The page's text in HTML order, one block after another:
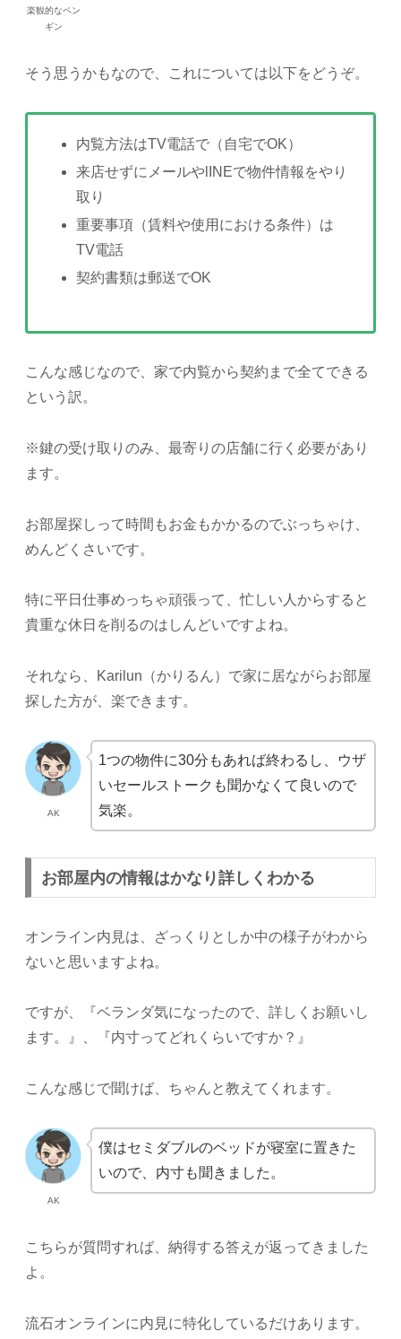
楽観的なペン
ギン
そう思うかもなので、これについては以下をどうぞ。
内覧方法はTV電話で（自宅でOK）
来店せずにメールやlINEで物件情報をやり
取り
重要事項（賃料や使用における条件）は
TV電話
契約書類は郵送でOK
こんな感じなので、家で内覧から契約まで全てできる
という訳。
※鍵の受け取りのみ、最寄りの店舗に行く必要があり
ます。
お部屋探しって時間もお金もかかるのでぶっちゃけ、
めんどくさいです。
特に平日仕事めっちゃ頑張って、忙しい人からすると
貴重な休日を削るのはしんどいですよね。
それなら、Karilun（かりるん）で家に居ながらお部屋
探した方が、楽できます。
AK
1つの物件に30分もあれば終わるし、ウザ
いセールストークも聞かなくて良いので
気楽。
お部屋内の情報はかなり詳しくわかる
オンライン内見は、ざっくりとしか中の様子がわから
ないと思いますよね。
ですが、『ベランダ気になったので、詳しくお願いし
ます。』、『内寸ってどれくらいですか？』
こんな感じで聞けば、ちゃんと教えてくれます。
AK
僕はセミダブルのベッドが寝室に置きた
いので、内寸も聞きました。
こちらが質問すれば、納得する答えが返ってきました
よ。
流石オンラインに内見に特化しているだけあります。